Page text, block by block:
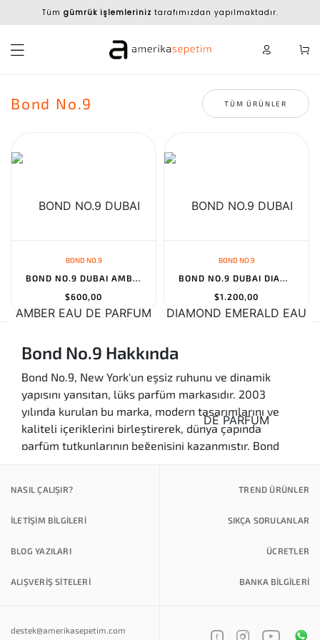
Tüm gümrük işlemleriniz tarafımızdan yapılmaktadır.
Bond No.9 TÜM ÜRÜNLER
BOND NO.9
BOND NO.9 DUBAI AMBER EAU DE PARFUM
$600,00
BOND NO.9
BOND NO.9 DUBAI DIAMOND EMERALD EAU DE PARFUM
$1.200,00
Bond No.9 Hakkında
Bond No.9, New York'un eşsiz ruhunu ve dinamik
yapısını yansıtan, lüks parfüm markasıdır. 2003
yılında kurulan bu marka, modern tasarımlarını ve
kaliteli içeriklerini birleştirerek, dünya çapında
parfüm tutkunlarının beğenisini kazanmıştır. Bond
sabırsızlanmaktadır.
Bond No.9'un en dikkat çekici özelliklerinden biri, her
kendine özgü bir hikaye taşır ve kullanıcılarına farklı
Street" yer almaktadır. Bu parfümler, kalıcılığı ve
NASIL ÇALIŞIR? TREND ÜRÜNLER
İLETİŞİM BİLGİLERİ SIKÇA SORULANLAR
BLOG YAZILARI ÜCRETLER
ALIŞVERİŞ SİTELERİ BANKA BILGILERI
destek@amerikasepetim.com